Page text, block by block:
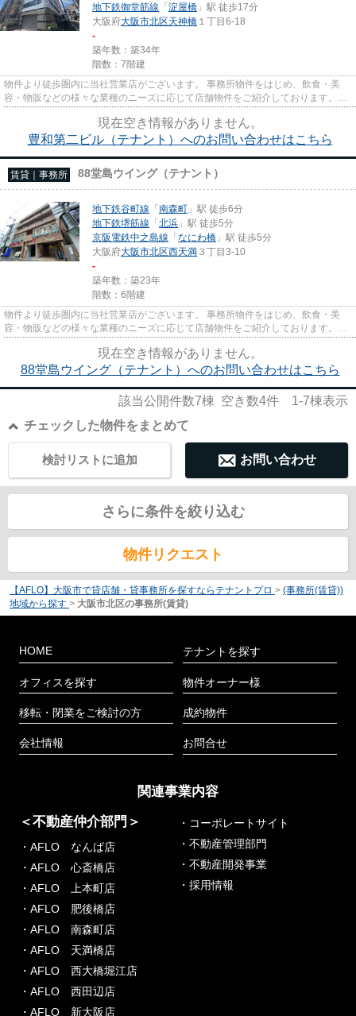
地下鉄御堂筋線 「淀屋橋 」駅 徒歩17分
大阪府大阪市北区天神橋 １丁目6-18
-
築年数：築34年
階数：7階建
物件より徒歩圏内に当社営業店がございます。 事務所物件をはじめ、飲食・美
容・物販などの様々な業種のニーズに応じて店舗物件をご紹介しております。
尚、弊社ではおとり広告は一切...
現在空き情報がありません。
豊和第二ビル（テナント）へのお問い合わせはこちら
賃貸｜事務所 88堂島ウイング（テナント）
地下鉄谷町線 「南森町 」駅 徒歩6分
地下鉄堺筋線 「北浜 」駅 徒歩5分
京阪電鉄中之島線 「なにわ橋 」駅 徒歩5分
大阪府大阪市北区西天満 ３丁目3-10
-
築年数：築23年
階数：6階建
物件より徒歩圏内に当社営業店がございます。 事務所物件をはじめ、飲食・美
容・物販などの様々な業種のニーズに応じて店舗物件をご紹介しております。
尚、弊社ではおとり広告は一切...
現在空き情報がありません。
88堂島ウイング（テナント）へのお問い合わせはこちら
該当公開件数7棟 空き数4件 1-7棟表示
チェックした物件をまとめて
お問い合わせ
検討リストに追加
さらに条件を絞り込む
物件リクエスト
【AFLO】大阪市で貸店舗・貸事務所を探すならテナントプロ > (事務所(賃貸))
地域から探す > 大阪市北区の事務所(賃貸)
HOME
オフィスを探す
移転・閉業をご検討の方
会社情報
テナントを探す
物件オーナー様
成約物件
お問合せ
関連事業内容
＜不動産仲介部門＞
・AFLO なんば店
・AFLO 心斎橋店
・AFLO 上本町店
・AFLO 肥後橋店
・AFLO 南森町店
・AFLO 天満橋店
・AFLO 西大橋堀江店
・AFLO 西田辺店
・AFLO 新大阪店
・コーポレートサイト
・不動産管理部門
・不動産開発事業
・採用情報